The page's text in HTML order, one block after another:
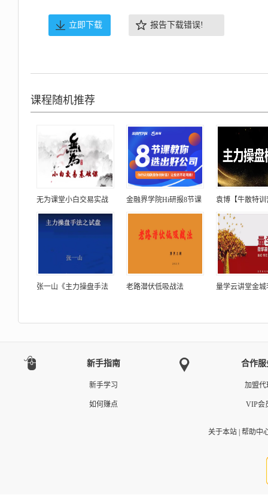
立即下载 报告下载错误!
课程随机推荐
无为课堂小白交易实战 金融界学院Hi研报8节课 袁博【牛散特训
张一山《主力操盘手法 老路潜伏低吸战法 量学云讲堂金城
新手指南
新手学习
如何赚点
合作服
加盟代
VIP会
关于本站| 帮助中